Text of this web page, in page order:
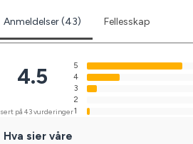
Anmeldelser (43) Fellesskap
4.5
på 43 vurderinger
5
4
3
2
1
Hva sier våre